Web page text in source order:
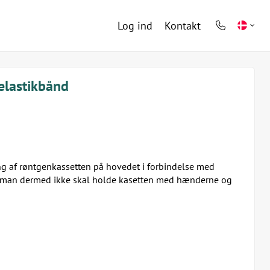
Log ind Kontakt
phone
af røntgenkassetten på hovedet i forbindelse med
dermed ikke skal holde kasetten med hænderne og